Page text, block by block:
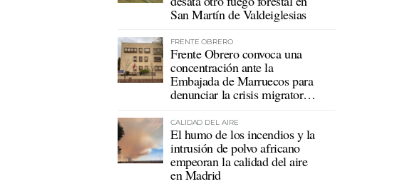
San Martín de Valdeiglesias
FRENTE OBRERO
Frente Obrero convoca una
concentración ante la
Embajada de Marruecos para
denunciar la crisis migratoria
CALIDAD DEL AIRE
El humo de los incendios y la
intrusión de polvo africano
empeoran la calidad del aire
en Madrid